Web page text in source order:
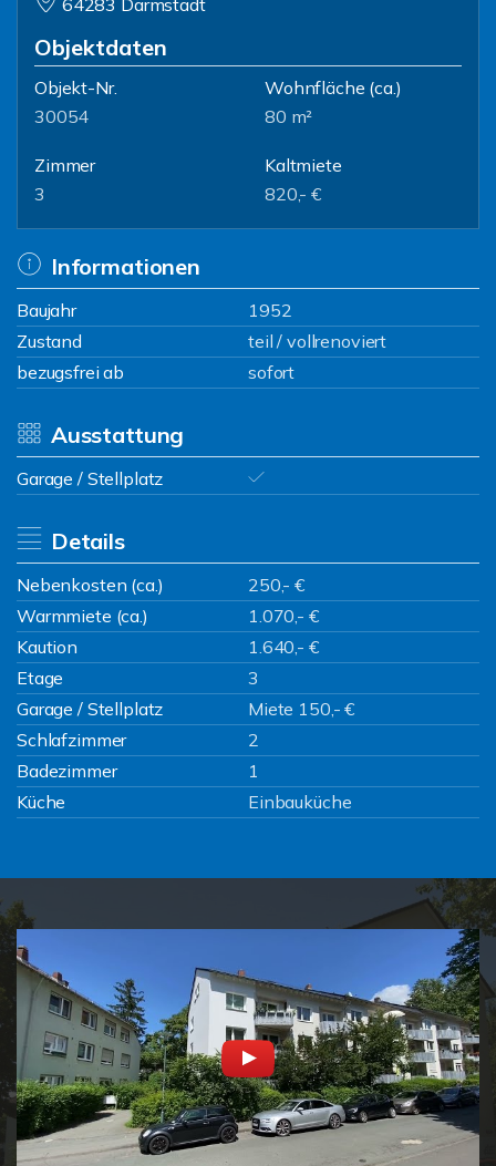
64283 Darmstadt
Objektdaten
Objekt-Nr.
30054
Wohnfläche (ca.)
80 m²
Zimmer
3
Kaltmiete
820,- €
Informationen
Baujahr
1952
Zustand
teil / vollrenoviert
bezugsfrei ab
sofort
Ausstattung
Garage / Stellplatz
Details
Nebenkosten (ca.)
250,- €
Warmmiete (ca.)
1.070,- €
Kaution
1.640,- €
Etage
3
Garage / Stellplatz
Miete 150,- €
Schlafzimmer
2
Badezimmer
1
Küche
Einbauküche